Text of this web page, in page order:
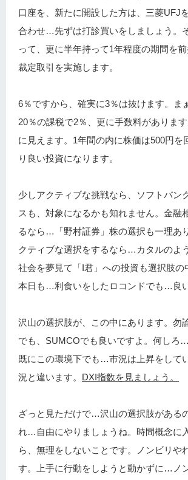
口座を、新たに開設した方は、三菱UFJ
合わせ…先ずは打診買いをしましょう。
って、更に半年持って1年程度の期間を
裁定取引を実施します。
6％ですから、確実に3％は抜けます。ま
20％の課税で2％、更に手数料がありま
に見えます。1年間の内に株価は500円を
り良い投資になります。
少しアクティブな挑戦なら、ソフトバン
スも、対象になるかも知れません。金融
るなら…「野村証券」株の選択も一理あ
クティブな選択をするなら…カタルのよ
社会を夢見て「I君」への投資も選択肢の
本日も…利食いをしたロコンドでも…良い
沢山の選択肢が、この中にあります。勿
でも、SUMCOでも良いですよ。何しろ…
既にこの環境下でも…市況は上昇をして
況と違います。 DXI指数を見ましょう。
ざっと見ただけで…沢山の選択肢がある
れ…自由にやりましょうね。時間概念に
ら、無理をしないことです。ノンビリや
す。上手に行動をしようと動かずに…ノ